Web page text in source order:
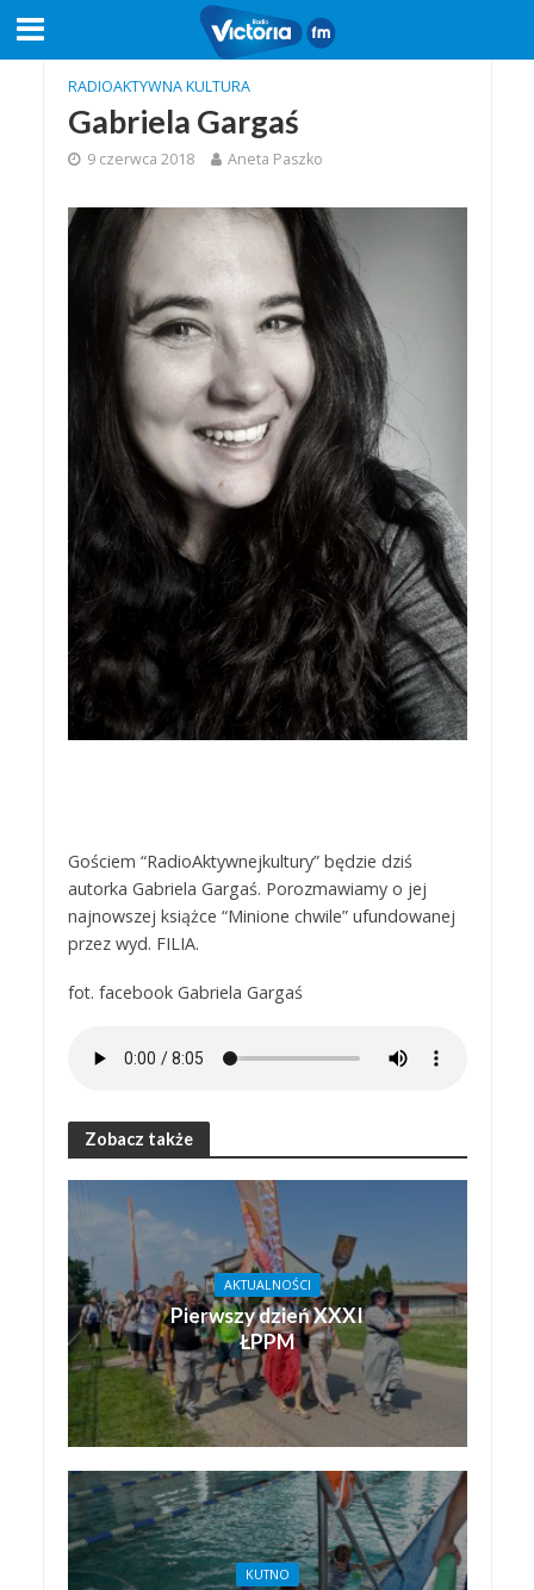
RADIOAKTYWNA KULTURA
Gabriela Gargaś
9 czerwca 2018 Aneta Paszko
Gościem “RadioAktywnejkultury” będzie dziś
autorka Gabriela Gargaś. Porozmawiamy o jej
najnowszej książce “Minione chwile” ufundowanej
przez wyd. FILIA.
fot. facebook Gabriela Gargaś
Zobacz także
AKTUALNOŚCI
Pierwszy dzień XXXI
ŁPPM
KUTNO